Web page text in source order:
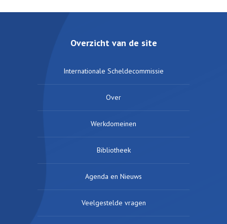
Overzicht van de site
Internationale Scheldecommissie
Over
Werkdomeinen
Bibliotheek
Agenda en Nieuws
Veelgestelde vragen